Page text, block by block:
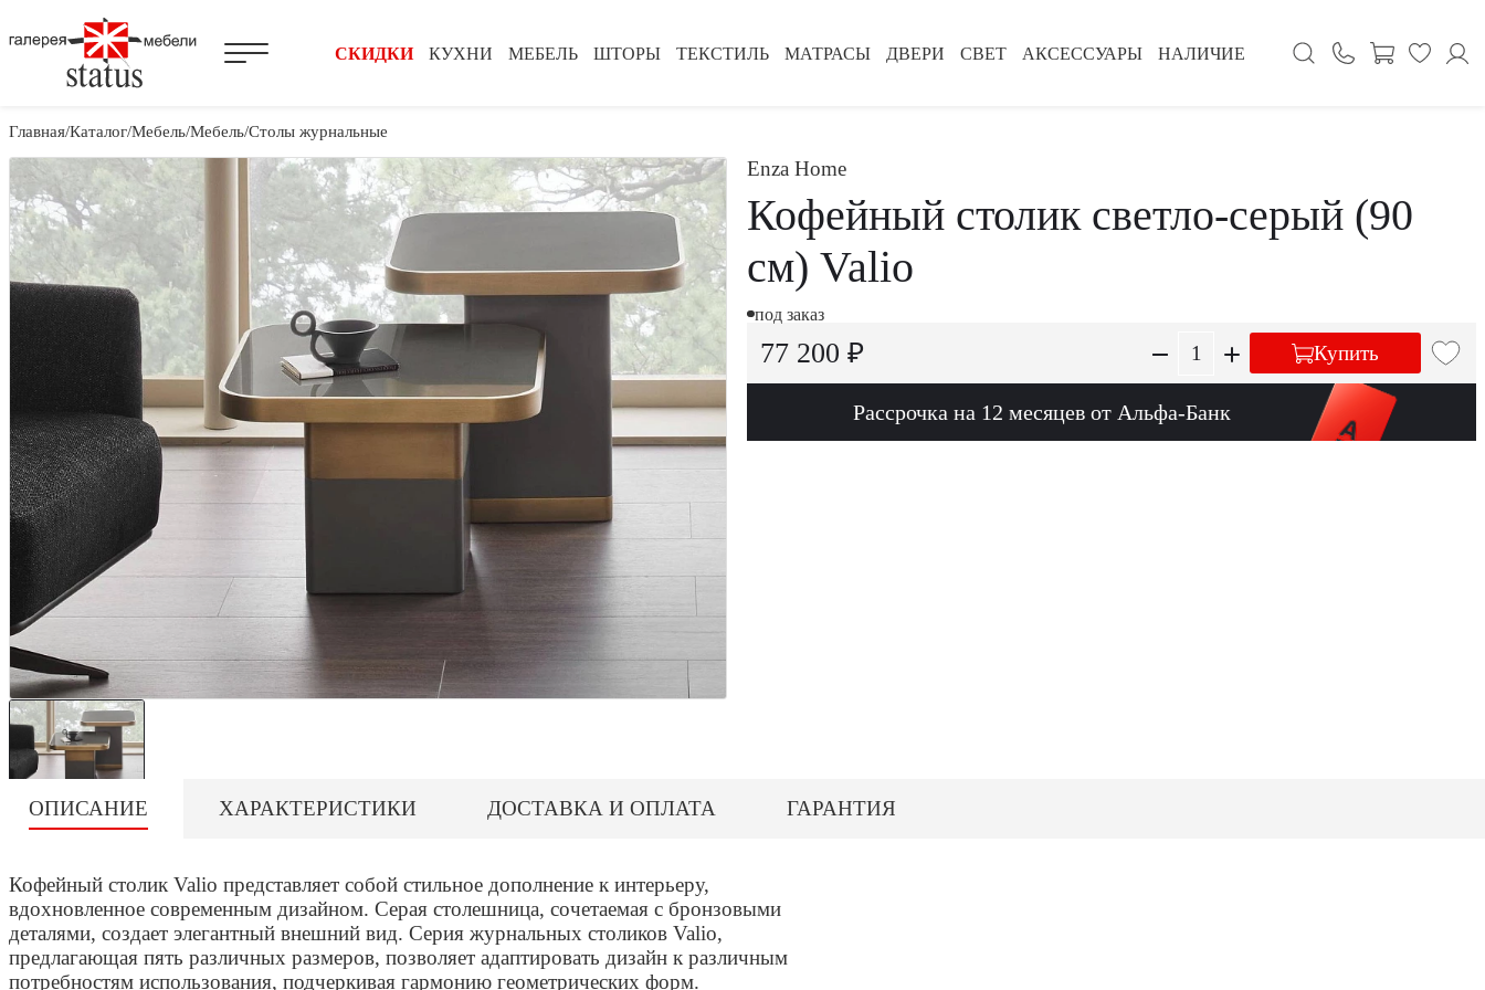
КУХНИ МЕБЕЛЬ ШТОРЫ ТЕКСТИЛЬ МАТРАСЫ ДВЕРИ СВЕТ АКСЕССУАРЫ НАЛИЧИЕ
СКИДКИ
Главная Каталог Мебель Мебель Столы журнальные
Enza Home
Кофейный столик светло-серый (90
см) Valio
под заказ
77 200 ₽ Купить
Рассрочка на 12 месяцев от Альфа-Банк
ОПИСАНИЕ ХАРАКТЕРИСТИКИ ДОСТАВКА И ОПЛАТА ГАРАНТИЯ
Кофейный столик Valio представляет собой стильное дополнение к интерьеру,
вдохновленное современным дизайном. Серая столешница, сочетаемая с бронзовыми
деталями, создает элегантный внешний вид. Серия журнальных столиков Valio,
предлагающая пять различных размеров, позволяет адаптировать дизайн к различным
потребностям использования, подчеркивая гармонию геометрических форм.